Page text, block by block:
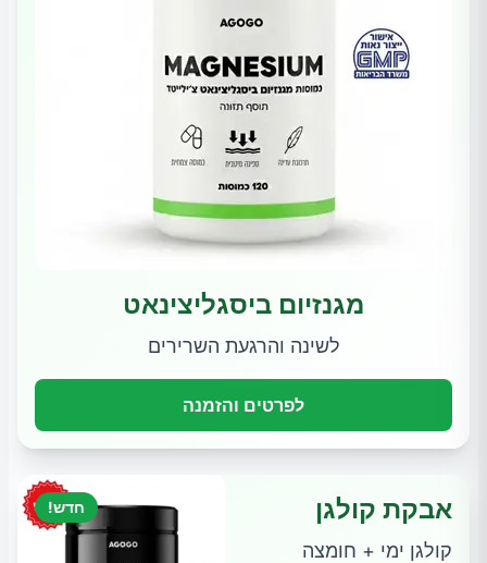
מגנזיום ביסגליצינאט
לשינה והרגעת השרירים
לפרטים והזמנה
חדש! אבקת קולגן
קולגן ימי + חומצה